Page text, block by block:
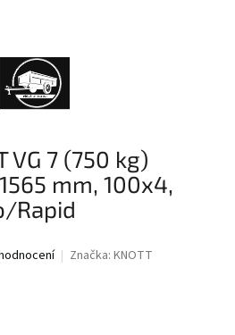
VG 7 (750 kg)
mm, 100x4,
Rapid
Značka: KNOTT